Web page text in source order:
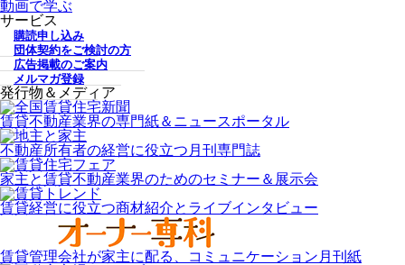
動画で学ぶ
サービス
購読申し込み
団体契約をご検討の方
広告掲載のご案内
メルマガ登録
発行物＆メディア
賃貸不動産業界の専門紙＆ニュースポータル
不動産所有者の経営に役立つ月刊専門誌
家主と賃貸不動産業界のためのセミナー＆展示会
賃貸経営に役立つ商材紹介とライブインタビュー
賃貸管理会社が家主に配る、コミュニケーション月刊紙